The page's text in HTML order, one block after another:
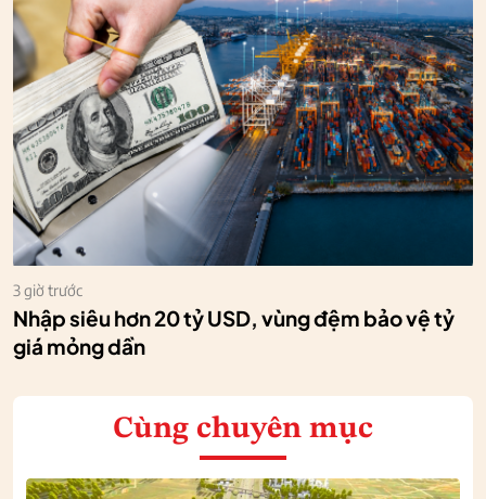
3 giờ trước
Nhập siêu hơn 20 tỷ USD, vùng đệm bảo vệ tỷ
giá mỏng dần
Cùng chuyên mục